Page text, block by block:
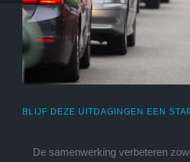
BLIJF DEZE UITDAGINGEN EEN
De samenwerking verbeteren